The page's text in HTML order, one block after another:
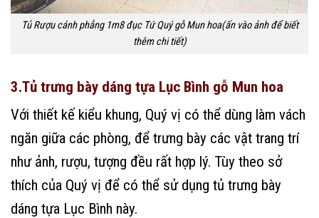
Tủ Rượu cánh phẳng 1m8 đục Tứ Quý gỗ Mun hoa(ấn vào ảnh để biết
thêm chi tiết)
3.Tủ trưng bày dáng tựa Lục Bình gỗ Mun hoa
Với thiết kế kiểu khung, Quý vị có thể dùng làm vách
ngăn giữa các phòng, để trưng bày các vật trang trí
như ảnh, rượu, tượng đều rất hợp lý. Tùy theo sở
thích của Quý vị để có thể sử dụng tủ trưng bày
dáng tựa Lục Bình này.